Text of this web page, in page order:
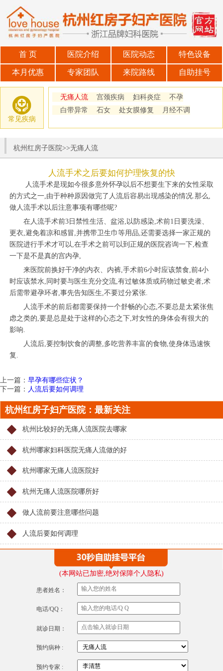
首 页 医院介绍 医院动态 特色设备
本月优惠 专家团队 来院路线 自助挂号
常见疾病
无痛人流 宫颈疾病 妇科炎症
不孕
白带异常
石女 处女膜修复 月经不调
杭州红房子医院>>无痛人流
人流手术之后要如何护理恢复的快
人流手术是现如今很多意外怀孕以后不想要生下来的女性采取
的方式之一,由于种种原因做完了人流后容易出现感染的情况.那么,
做人流手术以后注意事项有哪些呢?
在人流手术前3日禁性生活、盆浴,以防感染,术前1日要洗澡、
更衣,避免着凉和感冒,并携带卫生巾等用品,还需要选择一家正规的
医院进行手术才可以,在手术之前可以到正规的医院咨询一下,检查
一下是不是真的宫内孕,
来医院前换好干净的内衣、内裤,手术前6小时应该禁食,前4小
时应该禁水,同时要与医生充分交流,有过敏体质或药物过敏史者,术
后需带避孕环者,事先告知医生,不要过分紧张.
人流手术的前后都需要保持一个舒畅的心态,不要总是太紧张焦
虑之类的,要是总是处于这样的心态之下,对女性的身体会有很大的
影响.
人流后,要控制饮食的调整,多吃营养丰富的食物,使身体迅速恢
复.
上一篇： 早孕有哪些症状？
下一篇： 人流后要如何调理
杭州红房子妇产医院：最新关注
杭州比较好的无痛人流医院去哪家
杭州哪家妇科医院无痛人流做的好
杭州哪家无痛人流医院好
杭州无痛人流医院哪所好
做人流前要注意哪些问题
人流后要如何调理
(本网站已加密,绝对保障个人隐私)
患者姓名：
电话/QQ：
就诊日期：
预约病种 :
预约专家 :